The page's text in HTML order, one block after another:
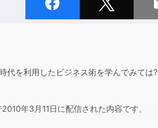
代を利用したビジネス術を学んでみては?
年3月11日に配信された内容です。